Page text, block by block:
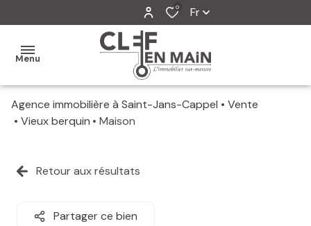
0 Fr
Menu
MON
MES
MES
Agence immobilière à Saint-Jans-Cappel
Vente
Vieux berquin
Maison
Retour aux résultats
Partager ce bien